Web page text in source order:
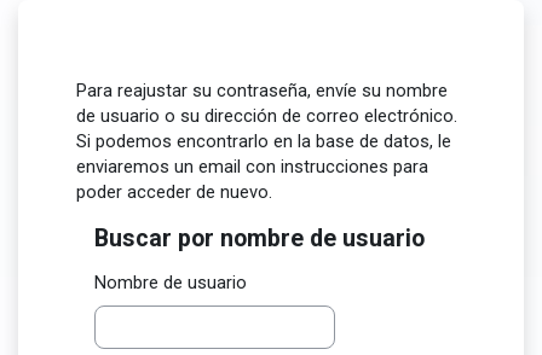
Para reajustar su contraseña, envíe su nombre
de usuario o su dirección de correo electrónico.
Si podemos encontrarlo en la base de datos, le
enviaremos un email con instrucciones para
poder acceder de nuevo.
Buscar por nombre de usuario
Buscar por nombre de usuario
Nombre de usuario